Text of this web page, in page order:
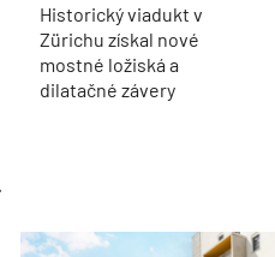
Historický viadukt v
Zürichu získal nové
mostné ložiská a
dilatačné závery